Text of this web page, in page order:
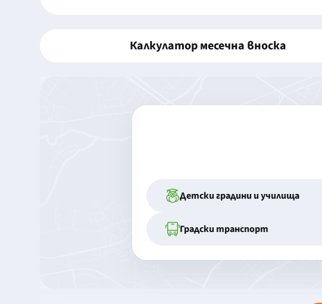
Калкулатор месечна вноска
Детски градини и училища
Градски транспорт